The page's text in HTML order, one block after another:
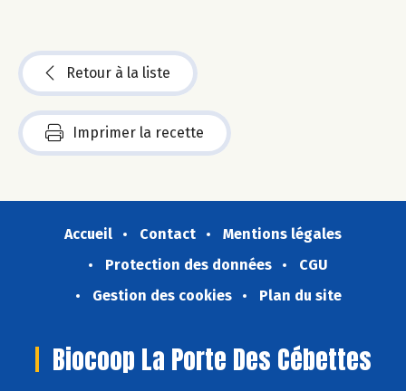
Retour à la liste
Imprimer la recette
Accueil Contact
Mentions légales
Protection des données
CGU
Gestion des cookies
Plan du site
Biocoop La Porte Des Cébettes